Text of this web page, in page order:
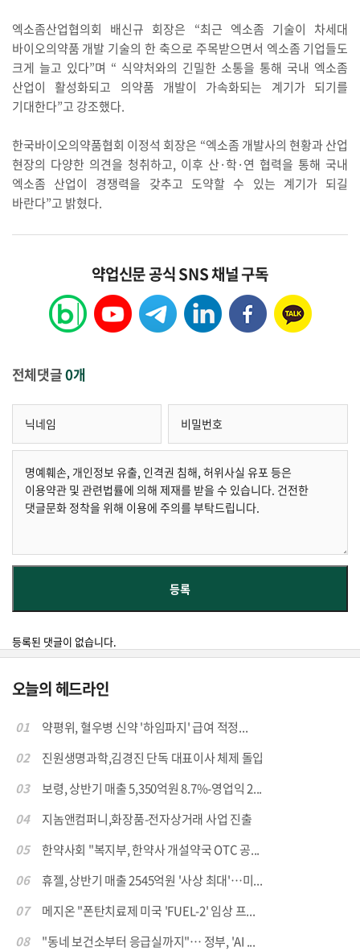
엑소좀산업협의회 배신규 회장은 “최근 엑소좀 기술이 차세대
바이오의약품 개발 기술의 한 축으로 주목받으면서 엑소좀 기업들도
크게 늘고 있다”며 “ 식약처와의 긴밀한 소통을 통해 국내 엑소좀
산업이 활성화되고 의약품 개발이 가속화되는 계기가 되기를
기대한다”고 강조했다.
한국바이오의약품협회 이정석 회장은 “엑소좀 개발사의 현황과 산업
현장의 다양한 의견을 청취하고, 이후 산·학·연 협력을 통해 국내
엑소좀 산업이 경쟁력을 갖추고 도약할 수 있는 계기가 되길
바란다”고 밝혔다.
약업신문 공식 SNS 채널 구독
전체댓글0개
등록된 댓글이 없습니다.
오늘의 헤드라인
01
약평위, 혈우병 신약 '하임파지' 급여 적정...
02
진원생명과학,김경진 단독 대표이사 체제 돌입
03
보령, 상반기 매출 5,350억원 8.7%-영업익 2...
04
지놈앤컴퍼니,화장품-전자상거래 사업 진출
05
한약사회 "복지부, 한약사 개설약국 OTC 공...
06
휴젤, 상반기 매출 2545억원 '사상 최대'…미...
07
메지온 "폰탄치료제 미국 'FUEL-2' 임상 프...
08
"동네 보건소부터 응급실까지"… 정부, 'AI ...